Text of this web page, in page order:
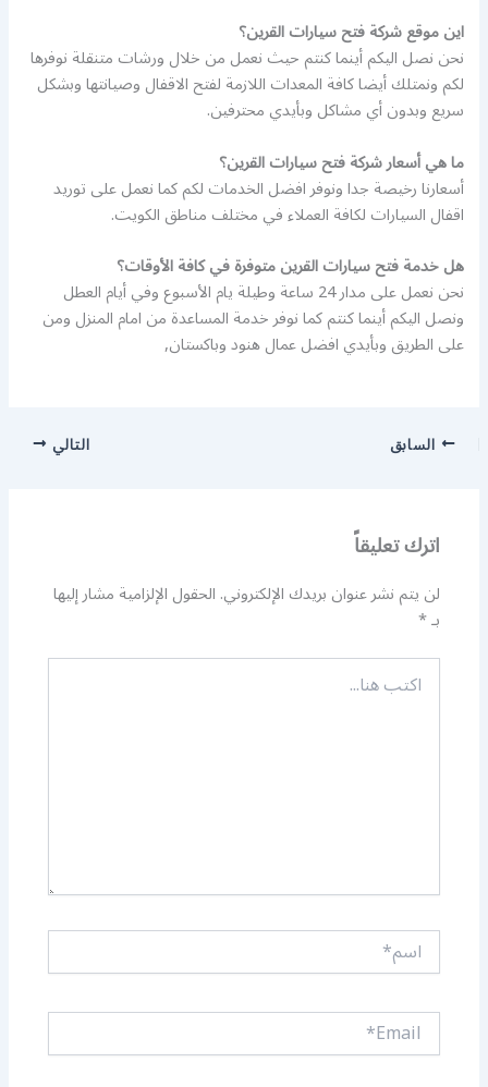
اين موقع شركة فتح سيارات القرين؟
نحن نصل اليكم أينما كنتم حيث نعمل من خلال ورشات متنقلة نوفرها
لكم ونمتلك أيضا كافة المعدات اللازمة لفتح الاقفال وصيانتها وبشكل
سريع وبدون أي مشاكل وبأيدي محترفين.
ما هي أسعار شركة فتح سيارات القرين؟
أسعارنا رخيصة جدا ونوفر افضل الخدمات لكم كما نعمل على توريد
اقفال السيارات لكافة العملاء في مختلف مناطق الكويت.
هل خدمة فتح سيارات القرين متوفرة في كافة الأوقات؟
نحن نعمل على مدار 24 ساعة وطيلة يام الأسبوع وفي أيام العطل
ونصل اليكم أينما كنتم كما نوفر خدمة المساعدة من امام المنزل ومن
على الطريق وبأيدي افضل عمال هنود وباكستان,
السابق التالي
اترك تعليقاً
لن يتم نشر عنوان بريدك الإلكتروني.الحقول الإلزامية مشار إليها
بـ*
اكتب
هنا...
اسم*
Email*